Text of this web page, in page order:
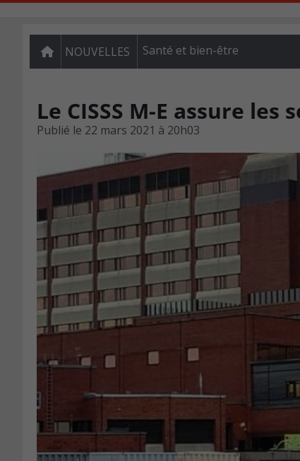
NOUVELLES Santé et bien-être
Le CISSS M-E assure les
Publié le 22 mars 2021 à 20h03